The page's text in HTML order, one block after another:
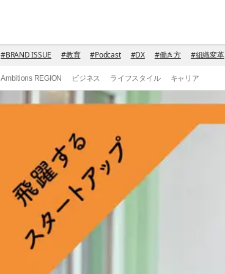
#BRAND ISSUE #教育 #Podcast #DX #働き方 #組織変革
Ambitions REGION ビジネス ライフスタイル キャリア